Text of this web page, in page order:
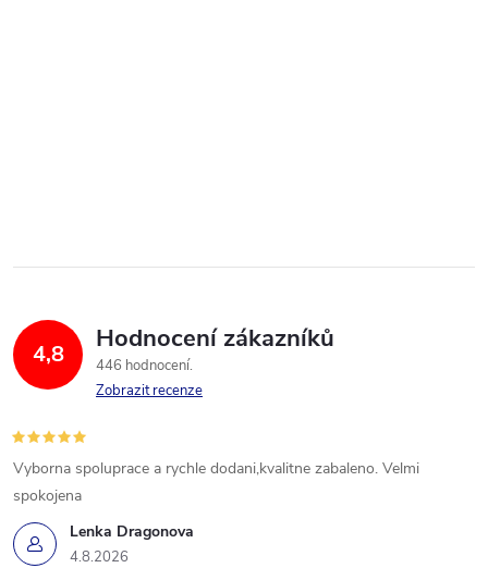
4,8 Hodnocení zákazníků
446 hodnocení
Zobrazit recenze
Lenka Dragonova
4.8.2026
Vyborna spoluprace a rychle dodani,kvalitne zabaleno. Velmi
spokojena